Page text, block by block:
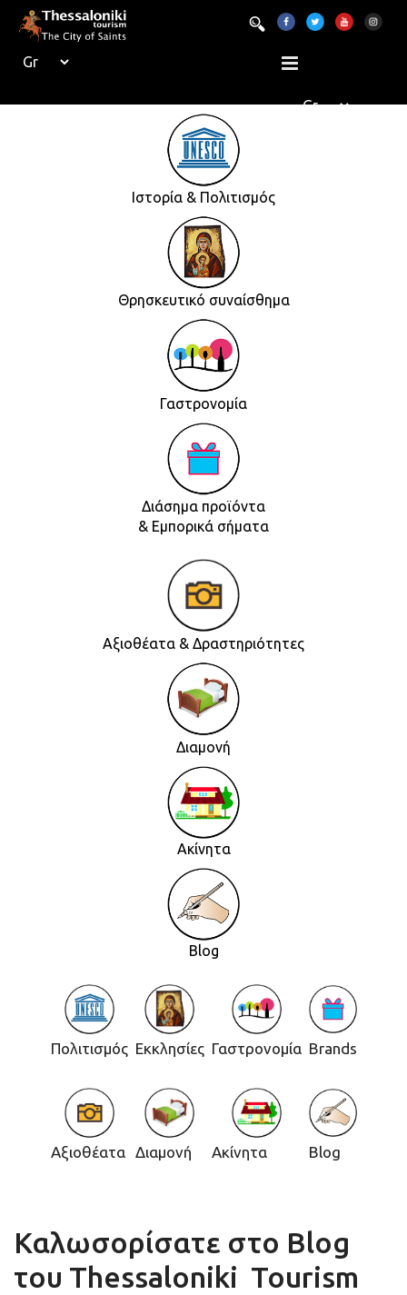
Ιστορία & Πολιτισμός
Θρησκευτικό συναίσθημα
Γαστρονομία
Διάσημα προϊόντα
& Εμπορικά σήματα
Αξιοθέατα & Δραστηριότητες
Διαμονή
Ακίνητα
Blog
Πολιτισμός Εκκλησίες Γαστρονομία Brands
Αξιοθέατα Διαμονή Ακίνητα Blog
Καλωσορίσατε στο Blog
του Thessaloniki Tourism